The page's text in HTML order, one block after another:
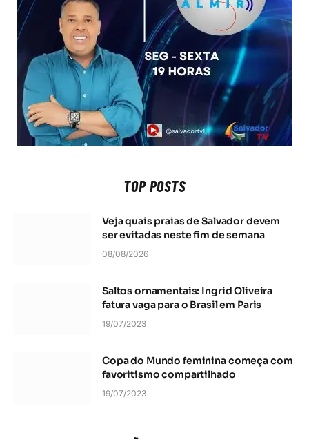
TOP POSTS
Veja quais praias de Salvador devem
ser evitadas neste fim de semana
08/08/2026
Saltos ornamentais: Ingrid Oliveira
fatura vaga para o Brasil em Paris
19/07/2023
Copa do Mundo feminina começa com
favoritismo compartilhado
19/07/2023